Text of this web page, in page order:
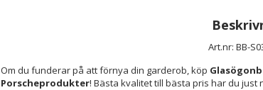
Art.nr: BB-
Om du funderar på att förnya din garderob, köp
Porscheprodukter! Bästa kvalitet till bästa pris har du just